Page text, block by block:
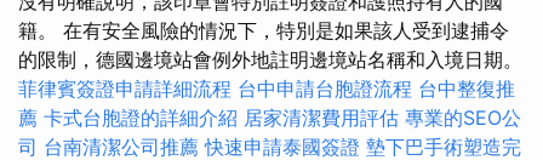
籍。 在有安全風險的情況下，特別是如果該人受到逮捕令
的限制，德國邊境站會例外地註明邊境站名稱和入境日期。
菲律賓簽證申請詳細流程 台中申請台胞證流程 台中整復推
薦 卡式台胞證的詳細介紹 居家清潔費用評估 專業的SEO公
司 台南清潔公司推薦 快速申請泰國簽證 墊下巴手術塑造完